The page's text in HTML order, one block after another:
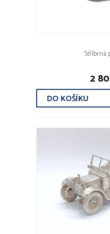
Stříbrná
2
DO KOŠÍKU